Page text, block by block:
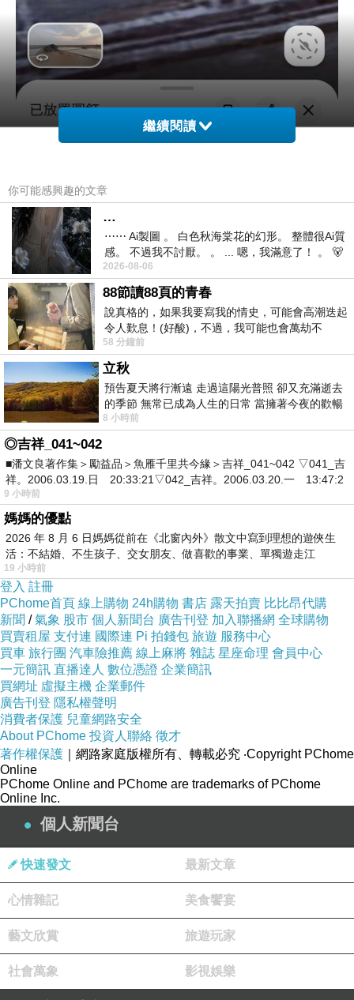
繼續閱讀
你可能感興趣的文章
…
⋯⋯ Ai製圖 。 白色秋海棠花的幻形。 整體很Ai質
感。 不過我不討厭。 。 ... 嗯，我滿意了！ 。 🐻
昨中
2026-08-06
88節讀88頁的青春
說真格的，如果我要寫我的情史，可能會高潮迭起
令人歎息！(好酸)，不過，我可能也會萬劫不
復...，每天跪鍵盤還是被判了花心的罪
58 分鐘前
立秋
預告夏天將行漸遠 走過這陽光普照 卻又充滿逝去
的季節 無常已成為人生的日常 當擁著今夜的歡暢
舒心 轉眼驟成昨日 而明晨 太陽
8 小時前
◎吉祥_041~042
■潘文良著作集＞勵益品＞魚雁千里共今緣＞吉祥_041~042 ▽041_吉
祥。2006.03.19.日 20:33:21▽042_吉祥。2006.03.20.一 13:47:2
9 小時前
媽媽的優點
2026 年 8 月 6 日媽媽從前在《北窗內外》散文中寫到理想的遊俠生
活：不結婚、不生孩子、交女朋友、做喜歡的事業、單獨遊走江
湖⋯⋯，
19 小時前
登入 註冊
PChome首頁 線上購物 24h購物 書店 露天拍賣 比比昂代購
新聞 /氣象 股市 個人新聞台 廣告刊登 加入聯播網 全球購物
買賣租屋 支付連 國際連 Pi 拍錢包 旅遊 服務中心
買車 旅行團 汽車險推薦 線上麻將 雜誌 星座命理 會員中心
一元簡訊 直播達人 數位憑證 企業簡訊
買網址 虛擬主機 企業郵件
廣告刊登 隱私權聲明
消費者保護 兒童網路安全
About PChome 投資人聯絡 徵才
著作權保護 ｜網路家庭版權所有、轉載必究 ‧Copyright PChome
Online
PChome Online and PChome are trademarks of PChome
Online Inc.
個人新聞台
快速發文 最新文章
心情雜記 美食饗宴
藝文欣賞 旅遊玩家
社會萬象 影視娛樂